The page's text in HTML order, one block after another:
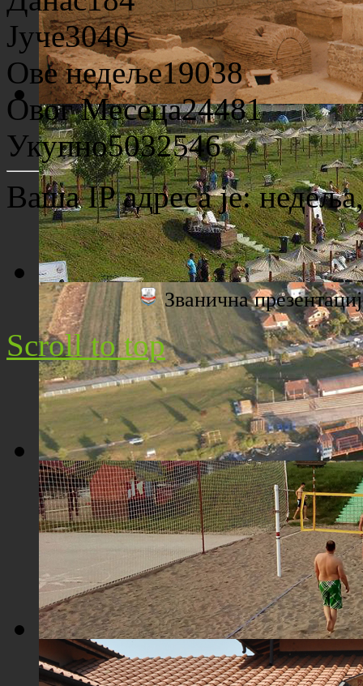
Археолошко налазиште "Viminacium"
Плажа "Топољар" - Поглед са торња
Плажа "Топољар" - Поглед из ваздуха
Плажа "Топољар" - Терени на песку
Јуче3040
Ове недеље19038
Овог Месеца24481
Укупно5032546
Ваша IP адреса је:
Званична
Scroll to top